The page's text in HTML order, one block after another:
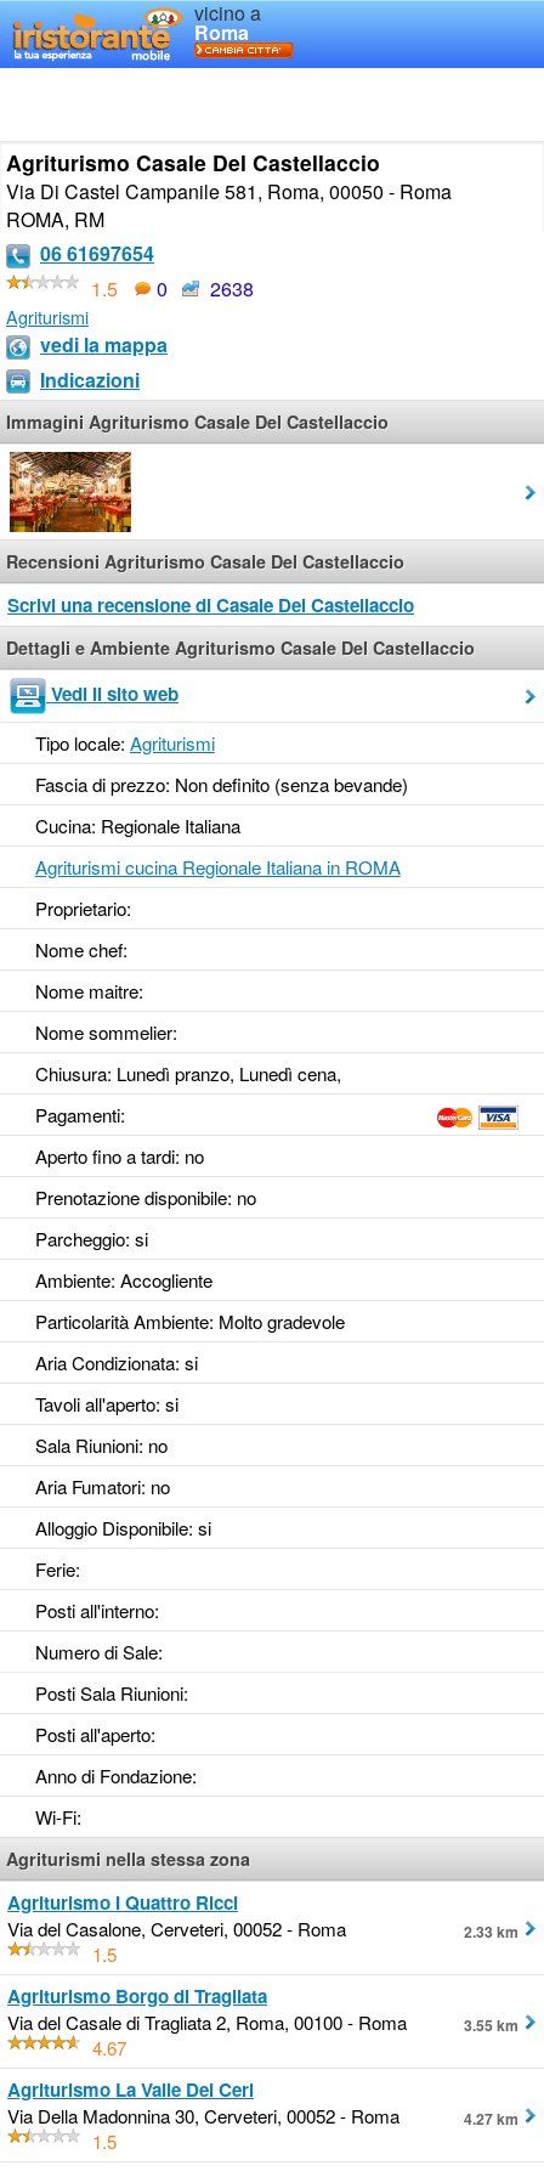
vicino a
Roma
Agriturismo Casale Del Castellaccio
Via Di Castel Campanile 581, Roma, 00050 - Roma
ROMA, RM
06 61697654
1.5
0 2638
Agriturismi
vedi la mappa
Indicazioni
Immagini Agriturismo Casale Del Castellaccio
Recensioni Agriturismo Casale Del Castellaccio
Scrivi una recensione di Casale Del Castellaccio
Dettagli e Ambiente Agriturismo Casale Del Castellaccio
Vedi il sito web
Tipo locale: Agriturismi
Fascia di prezzo: Non definito (senza bevande)
Cucina: Regionale Italiana
Agriturismi cucina Regionale Italiana in ROMA
Proprietario:
Nome chef:
Nome maitre:
Nome sommelier:
Chiusura: Lunedì pranzo, Lunedì cena,
Pagamenti:
Aperto fino a tardi: no
Prenotazione disponibile: no
Parcheggio: si
Ambiente: Accogliente
Particolarità Ambiente: Molto gradevole
Aria Condizionata: si
Tavoli all'aperto: si
Sala Riunioni: no
Aria Fumatori: no
Alloggio Disponibile: si
Ferie:
Posti all'interno:
Numero di Sale:
Posti Sala Riunioni:
Posti all'aperto:
Anno di Fondazione:
Wi-Fi:
Agriturismi nella stessa zona
Agriturismo I Quattro Ricci
Via del Casalone, Cerveteri, 00052 - Roma
1.5
2.33 km
Agriturismo Borgo di Tragliata
Via del Casale di Tragliata 2, Roma, 00100 - Roma
4.67
3.55 km
Agriturismo La Valle Dei Ceri
Via Della Madonnina 30, Cerveteri, 00052 - Roma
1.5
4.27 km